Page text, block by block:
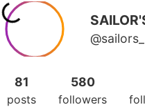
81
posts
580
followers